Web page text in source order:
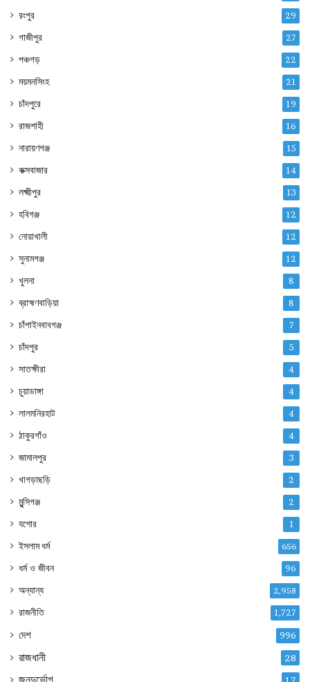
রংপুর 29
গাজীপুর 27
পঞ্চগড় 22
ময়মনসিংহ 21
চাঁদপুরে 19
রাজশাহী 16
নারায়ণগঞ্জ 15
কক্সবাজার 14
লক্ষ্মীপুর 13
হবিগঞ্জ 12
নোয়াখালী 12
সুনামগঞ্জ 12
খুলনা 8
ব্রাহ্মণবাড়িয়া 8
চাঁপাইনবাবগঞ্জ 7
চাঁদপুর 5
সাতক্ষীরা 4
চুয়াডাঙ্গা 4
লালমনিরহাট 4
ঠাকুরগাঁও 4
জামালপুর 3
খাগড়াছড়ি 2
মুন্সিগঞ্জ 2
যশোর 1
ইসলাম ধর্ম 656
ধর্ম ও জীবন 96
অন্যান্য 2,958
রাজনীতি 1,727
দেশ 996
রাজধানী 28
17